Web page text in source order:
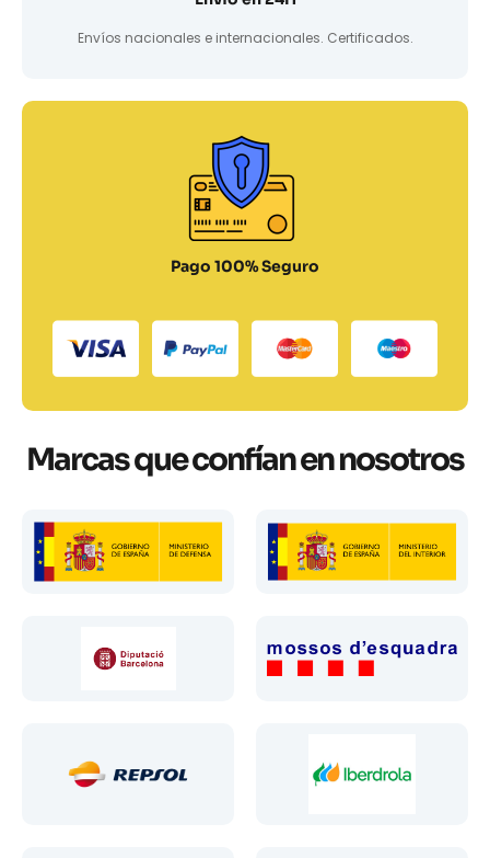
Envíos nacionales e internacionales. Certificados.
Pago 100% Seguro
Marcas que confían en nosotros